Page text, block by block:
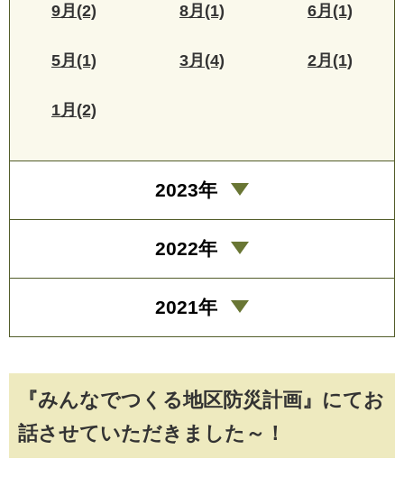
『みんなでつくる地区防災計画』にてお
話させていただきました～！
9月(2) 8月(1) 6月(1)
5月(1) 3月(4) 2月(1)
1月(2)
2023年
2022年
2021年